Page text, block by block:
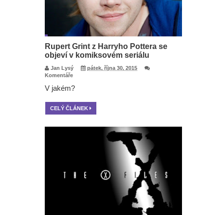
Rupert Grint z Harryho Pottera se
objeví v komiksovém seriálu
Jan Lysý
pátek, října 30, 2015
Komentáře
V jakém?
CELÝ ČLÁNEK